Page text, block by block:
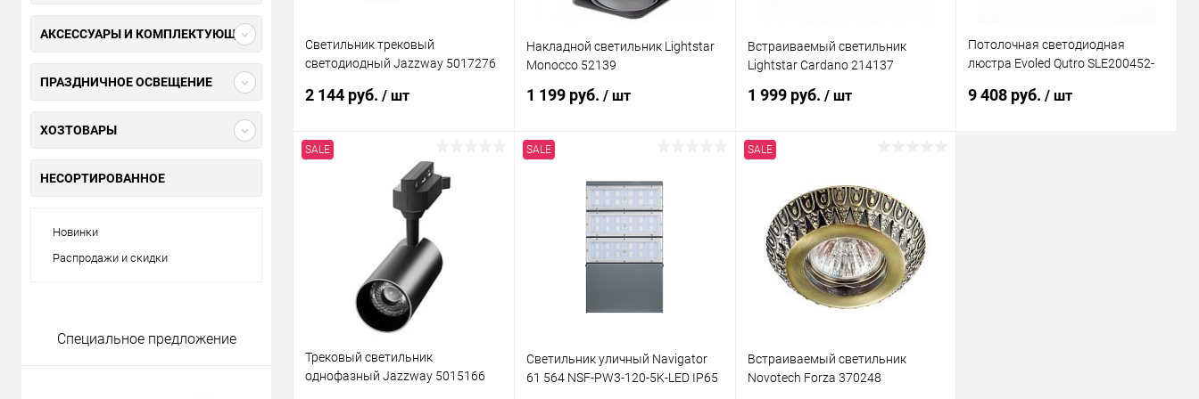
АКСЕССУАРЫ И КОМПЛЕКТУЮЩИЕ
ПРАЗДНИЧНОЕ ОСВЕЩЕНИЕ
ХОЗТОВАРЫ
НЕСОРТИРОВАННОЕ
Новинки
Распродажи и скидки
Специальное предложение
Светильник трековый
светодиодный Jazzway 5017276
2 144 руб. / шт
В корзину
Купить в 1 клик
В наличии
Накладной светильник Lightstar
Monocco 52139
1 199 руб. / шт
Купить в 1 клик Сравнение
В избранное В наличии
Встраиваемый светильник
Lightstar Cardano 214137
1 999 руб. / шт
Купить в 1 клик Сравнение
В избранное В наличии
Потолочная светодиодная
люстра Evoled Qutro SLE200452-
9 408 руб./ шт
SALE
Трековый светильник
однофазный Jazzway 5015166
SALE
Светильник уличный Navigator
61 564 NSF-PW3-120-5K-LED IP65
SALE
Встраиваемый светильник
Novotech Forza 370248